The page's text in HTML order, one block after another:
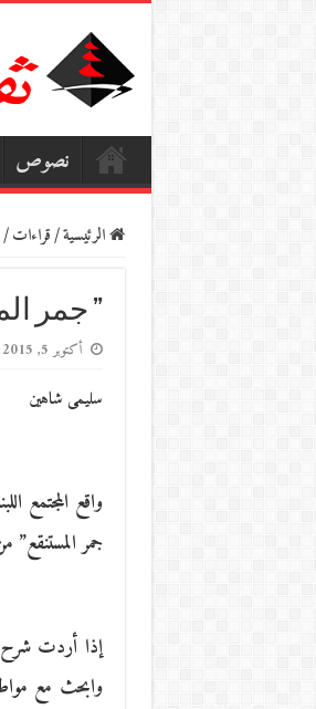
نصوص
الرئيسية/قراءات/
” جمر
أكتوبر 5, 2015
سليمى شاهين
واقع المجتمع
جمر
إذا أردت شرح
وابحث مع